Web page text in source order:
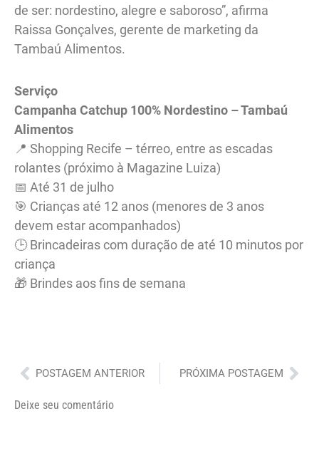
de ser: nordestino, alegre e saboroso”, afirma
Raissa Gonçalves, gerente de marketing da
Tambaú Alimentos.
Serviço
Campanha Catchup 100% Nordestino – Tambaú
Alimentos
📍 Shopping Recife – térreo, entre as escadas
rolantes (próximo à Magazine Luiza)
📅 Até 31 de julho
🎯 Crianças até 12 anos (menores de 3 anos
devem estar acompanhados)
🕒 Brincadeiras com duração de até 10 minutos por
criança
🎁 Brindes aos fins de semana
Anterior
POSTAGEM ANTERIOR PRÓXIMA POSTAGEM
Deixe seu comentário